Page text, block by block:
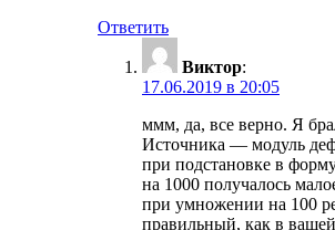
Ответить
Виктор:
17.06.2019 в 20:05
ммм, да, все верно. Я
Источника — модуль
при подстановке в
на 1000 получалось
при умножении на 100
правильный, как в вашей